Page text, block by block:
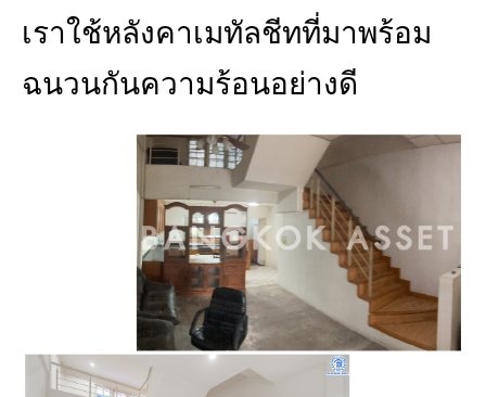
เราใช้หลังคาเมทัลชีทที่มาพร้อม
ฉนวนกันความร้อนอย่างดี